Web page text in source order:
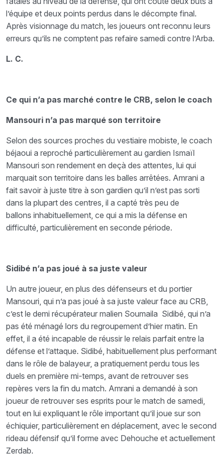
l’équipe et deux points perdus dans le décompte final.
Après visionnage du match, les joueurs ont reconnu leurs
erreurs qu’ils ne comptent pas refaire samedi contre l’Arba.
L. C.
Ce qui n’a pas marché contre le CRB, selon le coach
Mansouri n’a pas marqué son territoire
Selon des sources proches du vestiaire mobiste, le coach
béjaoui a reproché particulièrement au gardien Ismaïl
Mansouri son rendement en deçà des attentes, lui qui
marquait son territoire dans les balles arrêtées. Amrani a
fait savoir à juste titre à son gardien qu’il n’est pas sorti
dans la plupart des centres, il a capté très peu de
ballons inhabituellement, ce qui a mis la défense en
difficulté, particulièrement en seconde période.
Sidibé n’a pas joué à sa juste valeur
Un autre joueur, en plus des défenseurs et du portier
Mansouri, qui n’a pas joué à sa juste valeur face au CRB,
c’est le demi récupérateur malien Soumaila Sidibé, qui n’a
pas été ménagé lors du regroupement d’hier matin. En
effet, il a été incapable de réussir le relais parfait entre la
défense et l’attaque. Sidibé, habituellement plus performant
dans le rôle de balayeur, a pratiquement perdu tous les
duels en première mi-temps, avant de retrouver ses
repères vers la fin du match. Amrani a demandé à son
joueur de retrouver ses esprits pour le match de samedi,
tout en lui expliquant le rôle important qu’il joue sur son
échiquier, particulièrement en déplacement, avec le second
rideau défensif qu’il forme avec Dehouche et actuellement
Zerdab.